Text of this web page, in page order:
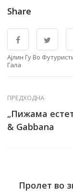
Share
Ајлин Гу Во
Гала
ПРЕДХОДНА
„Пижама
& Gabbana
Пролет во